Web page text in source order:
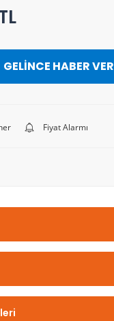
GELİNCE HABER VER
Fiyat Alarmı